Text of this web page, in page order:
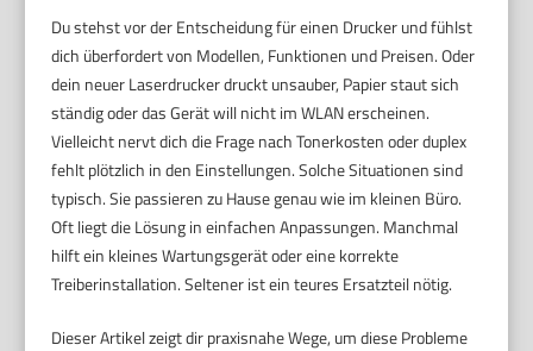
Du stehst vor der Entscheidung für einen Drucker und fühlst
dich überfordert von Modellen, Funktionen und Preisen. Oder
dein neuer Laserdrucker druckt unsauber, Papier staut sich
ständig oder das Gerät will nicht im WLAN erscheinen.
Vielleicht nervt dich die Frage nach Tonerkosten oder duplex
fehlt plötzlich in den Einstellungen. Solche Situationen sind
typisch. Sie passieren zu Hause genau wie im kleinen Büro.
Oft liegt die Lösung in einfachen Anpassungen. Manchmal
hilft ein kleines Wartungsgerät oder eine korrekte
Treiberinstallation. Seltener ist ein teures Ersatzteil nötig.
Dieser Artikel zeigt dir praxisnahe Wege, um diese Probleme